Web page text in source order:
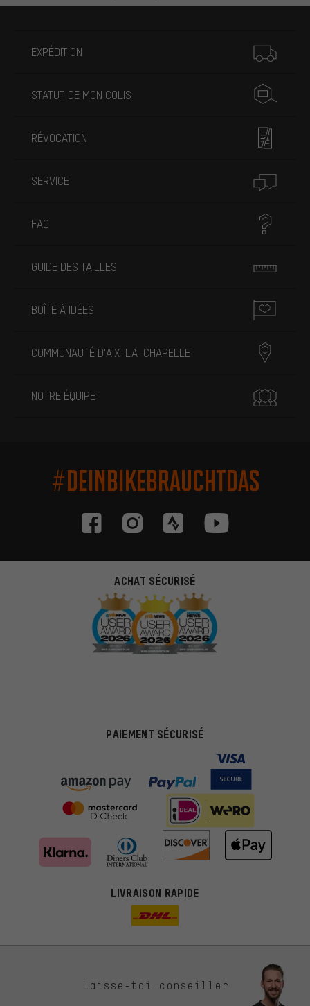
EXPÉDITION
STATUT DE MON COLIS
RÉVOCATION
SERVICE
FAQ
GUIDE DES TAILLES
BOÎTE À IDÉES
COMMUNAUTÉ D'AIX-LA-CHAPELLE
NOTRE ÉQUIPE
#DEINBIKEBRAUCHTDAS
ACHAT SÉCURISÉ
PAIEMENT SÉCURISÉ
LIVRAISON RAPIDE
Laisse-toi conseiller
Des offres plus adaptées
Au lieu de pubs au hasard, nous afficherons des offres plus